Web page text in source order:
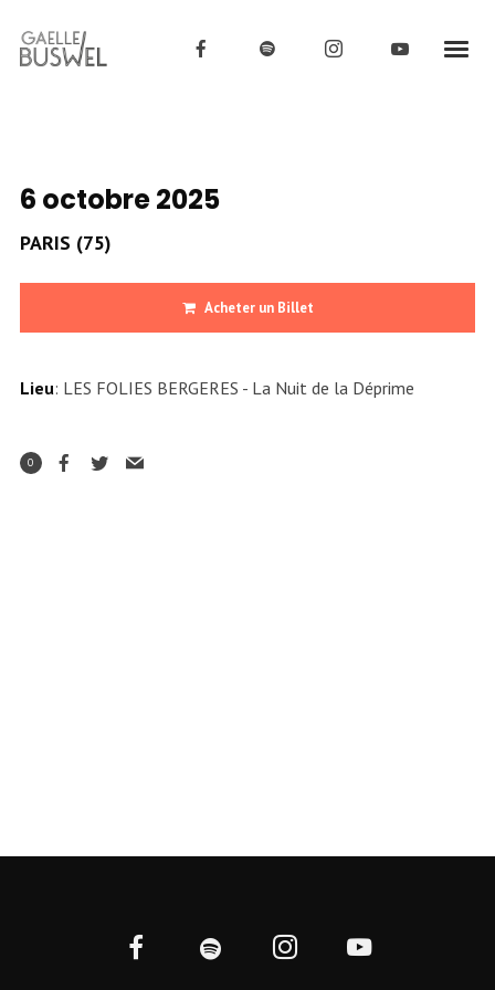
6 octobre 2025
PARIS (75)
Acheter un Billet
Lieu: LES FOLIES BERGERES - La Nuit de la Déprime
0